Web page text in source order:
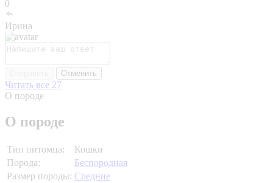
0
Ирина
Отменить
Читать все 27
О породе
О породе
Тип питомца:
Кошки
Порода:
Беспородная
Размер породы: Средние